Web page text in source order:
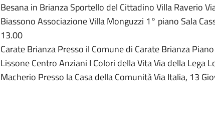
Besana in Brianza Sportello del Cittadino Villa Raverio
Biassono Associazione Villa Monguzzi 1° piano Sala
13.00
Carate Brianza Presso il Comune di Carate Brianza
Lissone Centro Anziani I Colori della Vita Via della Lega
Macherio Presso la Casa della Comunità Via Italia, 13